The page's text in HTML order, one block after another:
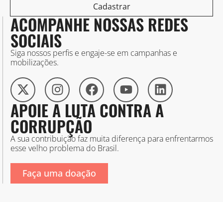
Cadastrar
ACOMPANHE NOSSAS REDES
SOCIAIS
Siga nossos perfis e engaje-se em campanhas e
mobilizações.
APOIE A LUTA CONTRA A
CORRUPÇÃO
A sua contribuição faz muita diferença para enfrentarmos
esse velho problema do Brasil.
Faça uma doação